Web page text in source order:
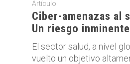
Artículo
Ciber-amenazas al
Un riesgo inminente
El sector salud, a nivel
vuelto un objetivo